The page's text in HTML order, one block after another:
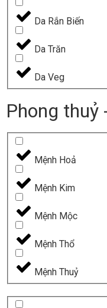
Da Rắn Biến
Da Trăn
Da Veg
Phong thuỷ
Mệnh Hoả
Mệnh Kim
Mệnh Mộc
Mệnh Thổ
Mệnh Thuỷ